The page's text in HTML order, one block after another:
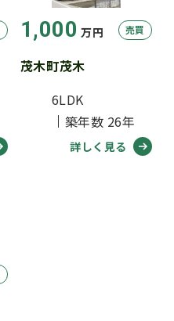
1,000 万円 売買
茂木町茂木
6LDK
築年数 26年
詳しく見る